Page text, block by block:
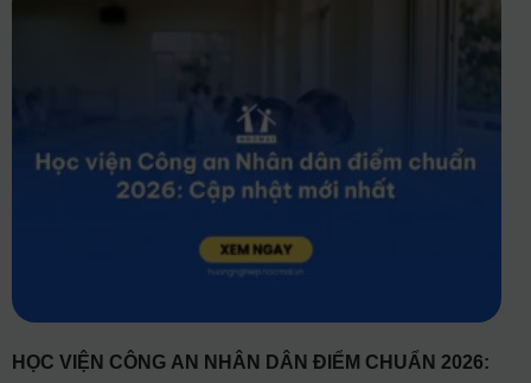
HỌC VIỆN CÔNG AN NHÂN DÂN ĐIỂM CHUẨN 2026: